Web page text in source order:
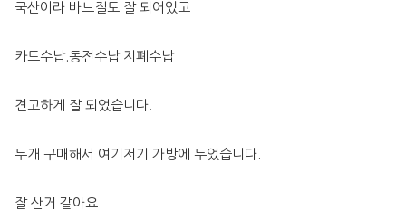
국산이라 바느질도 잘 되어있고
카드수납.동전수납 지폐수납
견고하게 잘 되었습니다.
두개 구매해서 여기저기 가방에 두었습니다.
잘 산거 같아요